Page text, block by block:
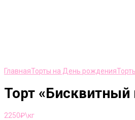
ГлавнаяТорты на День рождения
Торт
2250₽\кг